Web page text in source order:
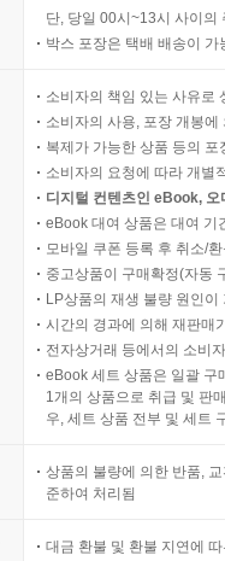
단, 당일 00시~13시 사이의
박스 포장은 택배 배송이
소비자의 책임 있는 사유로
소비자의 사용, 포장 개봉
복제가 가능한 상품 등의
소비자의 요청에 따라 개별
디지털 컨텐츠인 eBook,
eBook 대여 상품은 대여 기
모바일 쿠폰 등록 후 취소/
중고상품이 구매확정(자동
LP상품의 재생 불량 원인
시간의 경과에 의해 재판매
전자상거래 등에서의 소비
eBook 세트 상품은 일괄 구
1개의 상품으로 취급 및 판
우, 세트 상품 전부 및 세트
상품의 불량에 의한 반품,
준하여 처리됨
대금 환불 및 환불 지연에